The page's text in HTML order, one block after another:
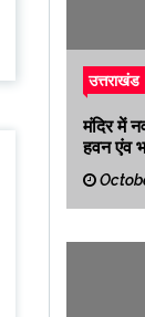
उत्तराखंड
मंदिर में
हवन एंव